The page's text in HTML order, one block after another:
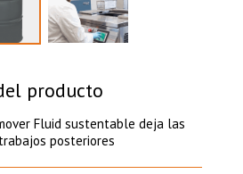
to display product image 1
producto
Fluid sustentable deja las
posteriores